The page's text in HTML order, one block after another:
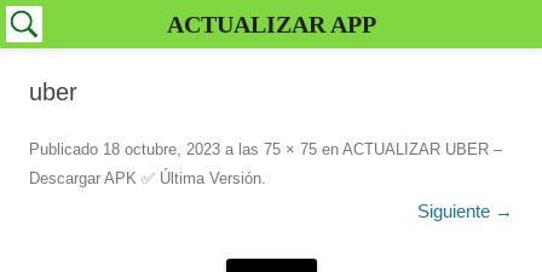
uber
Publicado 18 octubre, 2023 a las 75 × 75 en ACTUALIZAR UBER –
Descargar APK ✅️ Última Versión.
Siguiente →
ACTUALIZAR APP